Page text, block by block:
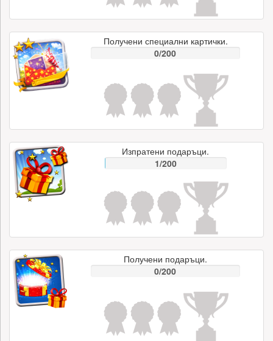
Получени специални картички.
0/200
Изпратени подаръци.
1/200
Получени подаръци.
0/200